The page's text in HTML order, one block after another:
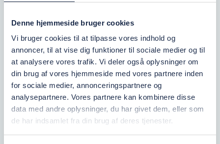
Denne hjemmeside bruger cookies
Vi bruger cookies til at tilpasse vores indhold og
annoncer, til at vise dig funktioner til sociale medier og til
at analysere vores trafik. Vi deler også oplysninger om
din brug af vores hjemmeside med vores partnere inden
for sociale medier, annonceringspartnere og
analysepartnere. Vores partnere kan kombinere disse
data med andre oplysninger, du har givet dem, eller som
de har indsamlet fra din brug af deres tjenester.
EL-MUFFE PN16/40MM
Varenr.:
Millimeter
40
Tryk i bar
16
På lager: 10
128,75 DKK inkl. moms